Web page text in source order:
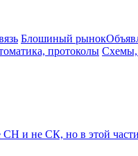
Блошиный рынок
протоколы Схемы,
СН и не СК, но в этой